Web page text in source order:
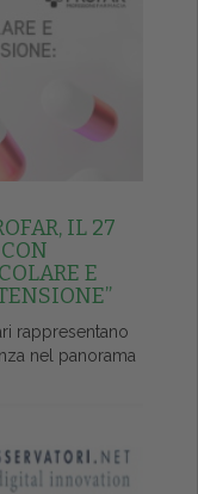
IL 27
E
rappresentano
nel panorama